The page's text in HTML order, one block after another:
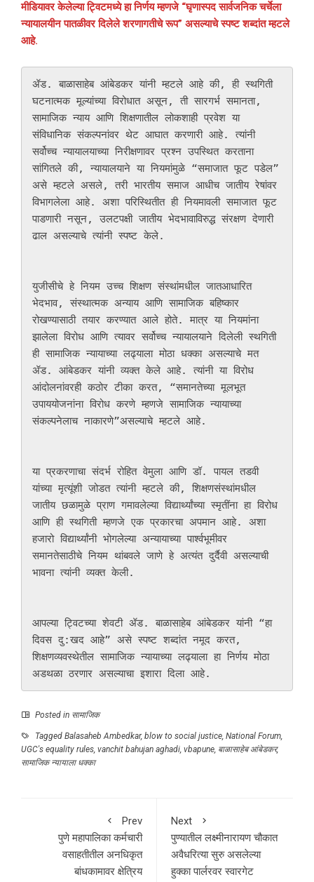
मीडियावर केलेल्या ट्विटमध्ये हा निर्णय म्हणजे “घृणास्पद सार्वजनिक चर्चेला
न्यायालयीन पातळीवर दिलेले शरणागतीचे रूप” असल्याचे स्पष्ट शब्दांत म्हटले
आहे.
ॲड. बाळासाहेब आंबेडकर यांनी म्हटले आहे की, ही स्थगिती
घटनात्मक मूल्यांच्या विरोधात असून, ती सारगर्भ समानता,
सामाजिक न्याय आणि शिक्षणातील लोकशाही प्रवेश या
संविधानिक संकल्पनांवर थेट आघात करणारी आहे. त्यांनी
सर्वोच्च न्यायालयाच्या निरीक्षणावर प्रश्न उपस्थित करताना
सांगितले की, न्यायालयाने या नियमांमुळे “समाजात फूट पडेल”
असे म्हटले असले, तरी भारतीय समाज आधीच जातीय रेषांवर
विभागलेला आहे. अशा परिस्थितीत ही नियमावली समाजात फूट
पाडणारी नसून, उलटपक्षी जातीय भेदभावाविरुद्ध संरक्षण देणारी
ढाल असल्याचे त्यांनी स्पष्ट केले.
युजीसीचे हे नियम उच्च शिक्षण संस्थांमधील जातआधारित
भेदभाव, संस्थात्मक अन्याय आणि सामाजिक बहिष्कार
रोखण्यासाठी तयार करण्यात आले होते. मात्र या नियमांना
झालेला विरोध आणि त्यावर सर्वोच्च न्यायालयाने दिलेली स्थगिती
ही सामाजिक न्यायाच्या लढ्याला मोठा धक्का असल्याचे मत
ॲड. आंबेडकर यांनी व्यक्त केले आहे. त्यांनी या विरोध
आंदोलनांवरही कठोर टीका करत, “समानतेच्या मूलभूत
उपाययोजनांना विरोध करणे म्हणजे सामाजिक न्यायाच्या
संकल्पनेलाच नाकारणे”असल्याचे म्हटले आहे.
या प्रकरणाचा संदर्भ रोहित वेमुला आणि डॉ. पायल तडवी
यांच्या मृत्यूंशी जोडत त्यांनी म्हटले की, शिक्षणसंस्थांमधील
जातीय छळामुळे प्राण गमावलेल्या विद्यार्थ्यांच्या स्मृतींना हा विरोध
आणि ही स्थगिती म्हणजे एक प्रकारचा अपमान आहे. अशा
हजारो विद्यार्थ्यांनी भोगलेल्या अन्यायाच्या पार्श्वभूमीवर
समानतेसाठीचे नियम थांबवले जाणे हे अत्यंत दुर्दैवी असल्याची
भावना त्यांनी व्यक्त केली.
आपल्या ट्विटच्या शेवटी ॲड. बाळासाहेब आंबेडकर यांनी “हा
दिवस दु:खद आहे” असे स्पष्ट शब्दांत नमूद करत,
शिक्षणव्यवस्थेतील सामाजिक न्यायाच्या लढ्याला हा निर्णय मोठा
अडथळा ठरणार असल्याचा इशारा दिला आहे.
Posted in सामाजिक
Tagged Balasaheb Ambedkar, blow to social justice, National Forum,
UGC's equality rules, vanchit bahujan aghadi, vbapune, बाळासाहेब आंबेडकर,
सामाजिक न्यायाला धक्का
Prev
पुणे महापालिका कर्मचारी
वसाहतीतील अनधिकृत
बांधकामावर क्षेत्रिय
Next
पुण्यातील लक्ष्मीनारायण चौकात
अवैधरित्या सुरु असलेल्या
हुक्का पार्लरवर स्वारगेट